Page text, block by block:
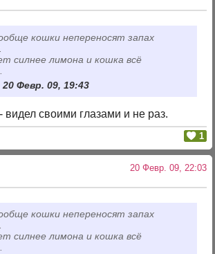
кошки непереносят запах
силнее лимона и кошка всё
Февр. 09, 19:43
своими глазами и не раз.
1
20 Февр. 09, 22:03
кошки непереносят запах
силнее лимона и кошка всё